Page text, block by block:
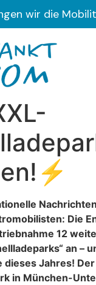
wir die
Die
12
an –
dieses Jahres!
in München-